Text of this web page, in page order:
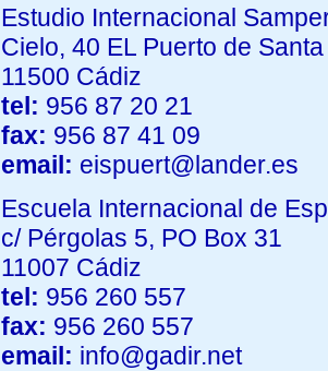
Estudio Internacional
Cielo, 40 EL Puerto de
11500 Cádiz
tel: 956 87 20 21
fax: 956 87 41 09
email: eispuert@lander.es
Escuela Internacional de
c/ Pérgolas 5, PO Box 31
11007 Cádiz
tel: 956 260 557
fax: 956 260 557
email: info@gadir.net